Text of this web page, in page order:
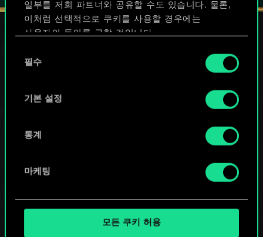
일부를 저희 파트너와 공유할 수도 있습니다. 물론,
이처럼 선택적으로 쿠키를 사용할 경우에는
사용자의 동의를 구할 것입니다.
쿠키 사용에 관한 세부 사항이나 관련 설정은 아래의
필수
기본 설정
통계
마케팅
모든 쿠키 허용